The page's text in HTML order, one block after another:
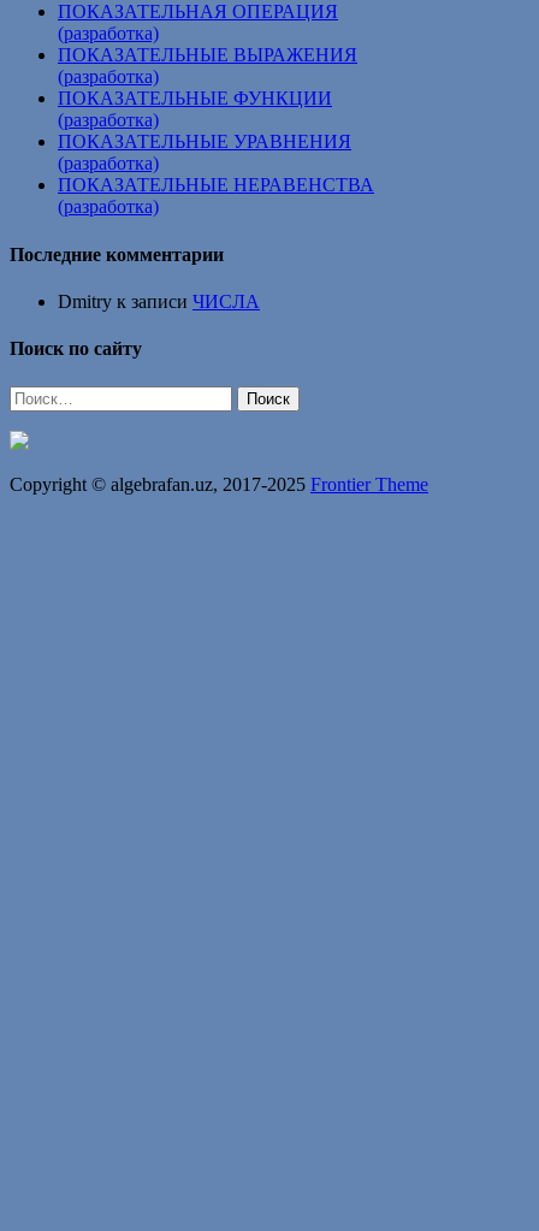
ПОКАЗАТЕЛЬНАЯ ОПЕРАЦИЯ
(разработка)
ПОКАЗАТЕЛЬНЫЕ ВЫРАЖЕНИЯ
(разработка)
ПОКАЗАТЕЛЬНЫЕ ФУНКЦИИ
(разработка)
ПОКАЗАТЕЛЬНЫЕ УРАВНЕНИЯ
(разработка)
ПОКАЗАТЕЛЬНЫЕ НЕРАВЕНСТВА
(разработка)
Последние комментарии
Dmitry к записи ЧИСЛА
Поиск по сайту
Найти:
Copyright © algebrafan.uz, 2017-2025 Frontier Theme